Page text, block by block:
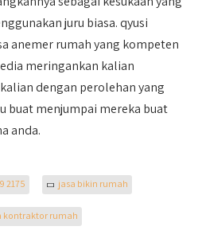
juru biasa. qyusi
anemer rumah yang kompeten
meringankan kalian
dengan perolehan yang
buat menjumpai mereka buat
anda.
2175 jasa bikin rumah
kontraktor rumah